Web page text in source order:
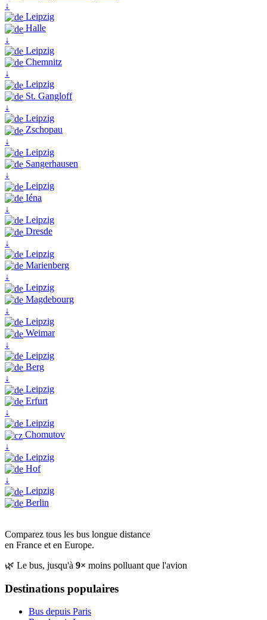
↓
Leipzig
Halle
↓
Leipzig
Chemnitz
↓
Leipzig
St. Gangloff
↓
Leipzig
Zschopau
↓
Leipzig
Sangerhausen
↓
Leipzig
Iéna
↓
Leipzig
Dresde
↓
Leipzig
Marienberg
↓
Leipzig
Magdebourg
↓
Leipzig
Weimar
↓
Leipzig
Berg
↓
Leipzig
Erfurt
↓
Leipzig
Chomutov
↓
Leipzig
Hof
↓
Leipzig
Berlin
Comparez tous les bus longue distance
en France et en Europe.
🌿 Le bus, jusqu'à 9× moins polluant que l'avion
Destinations populaires
Bus depuis Paris